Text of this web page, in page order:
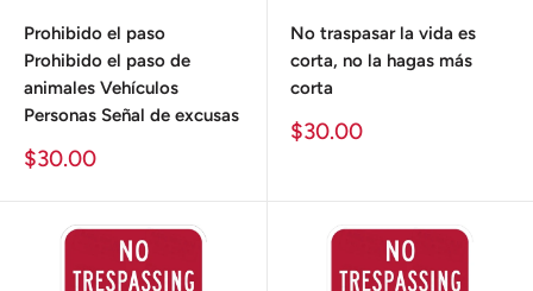
Prohibido el paso
Prohibido el paso de
animales Vehículos
Personas Señal de excusas
Precio
$30.00
No traspasar la vida es
corta, no la hagas más
corta
Precio
$30.00